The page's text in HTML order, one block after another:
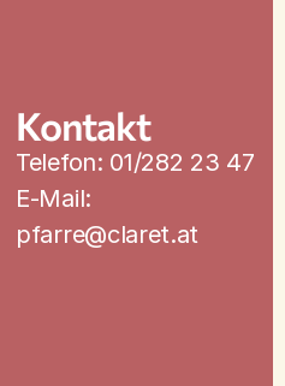
Kontakt
Telefon: 01/282 23 47
E-Mail:
pfarre@claret.at